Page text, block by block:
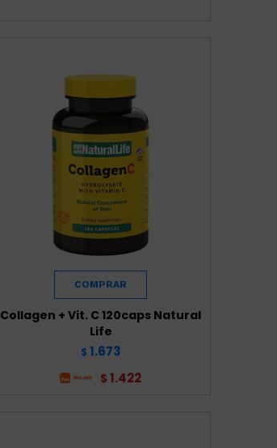
Collagen + Vit. C 120caps Natural
Life
$ 1.673
$ 1.422